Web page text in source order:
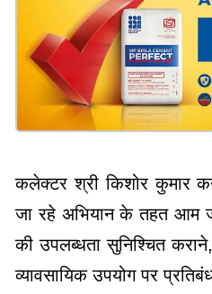
कलेक्टर श्री किशोर कुमार
जा रहे अभियान के तहत आम
की उपलब्धता सुनिश्चित
व्यावसायिक उपयोग पर